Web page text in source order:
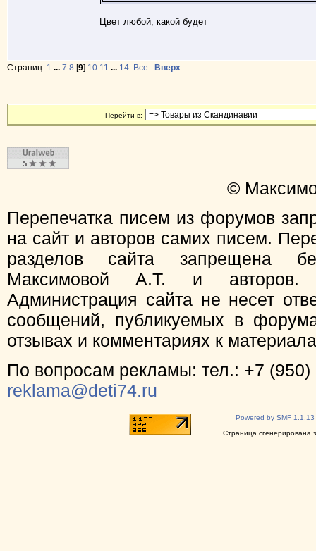
Цвет любой, какой будет
Страниц: 1 ... 7 8 [9] 10 11 ... 14 Все Вверх
Перейти в:
©
Перепечатка писем из форумов
на сайт и авторов самих писем.
разделов сайта запрещена
Максимовой А.Т. и
Администрация сайта не несет
сообщений, публикуемых в
отзывах и комментариях к
По вопросам рекламы: тел.: +7 (950)
reklama@deti74.ru
Powered by SMF 1.1.13
Страница сгенерирована